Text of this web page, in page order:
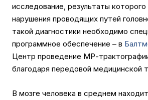
исследование, результаты
нарушения проводящих путей
такой диагностики необходимо
программное обеспечение – в
Центр проведение МР-
благодаря передовой медицинской
В мозге человека в среднем